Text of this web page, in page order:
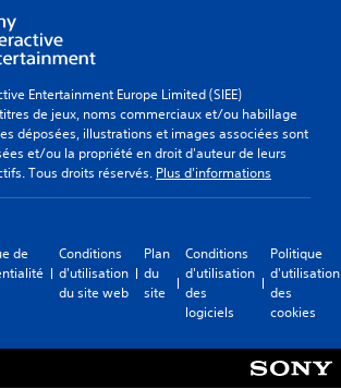
Entertainment Europe Limited (SIEE)
de jeux, noms commerciaux et/ou habillage
déposées, illustrations et images associées sont
et/ou la propriété en droit d'auteur de leurs
Tous droits réservés. Plus d'informations
de
Conditions
d'utilisation
du site web
Plan
du
site
Conditions
d'utilisation
des
logiciels
Politique
d'utilisation
des
cookies